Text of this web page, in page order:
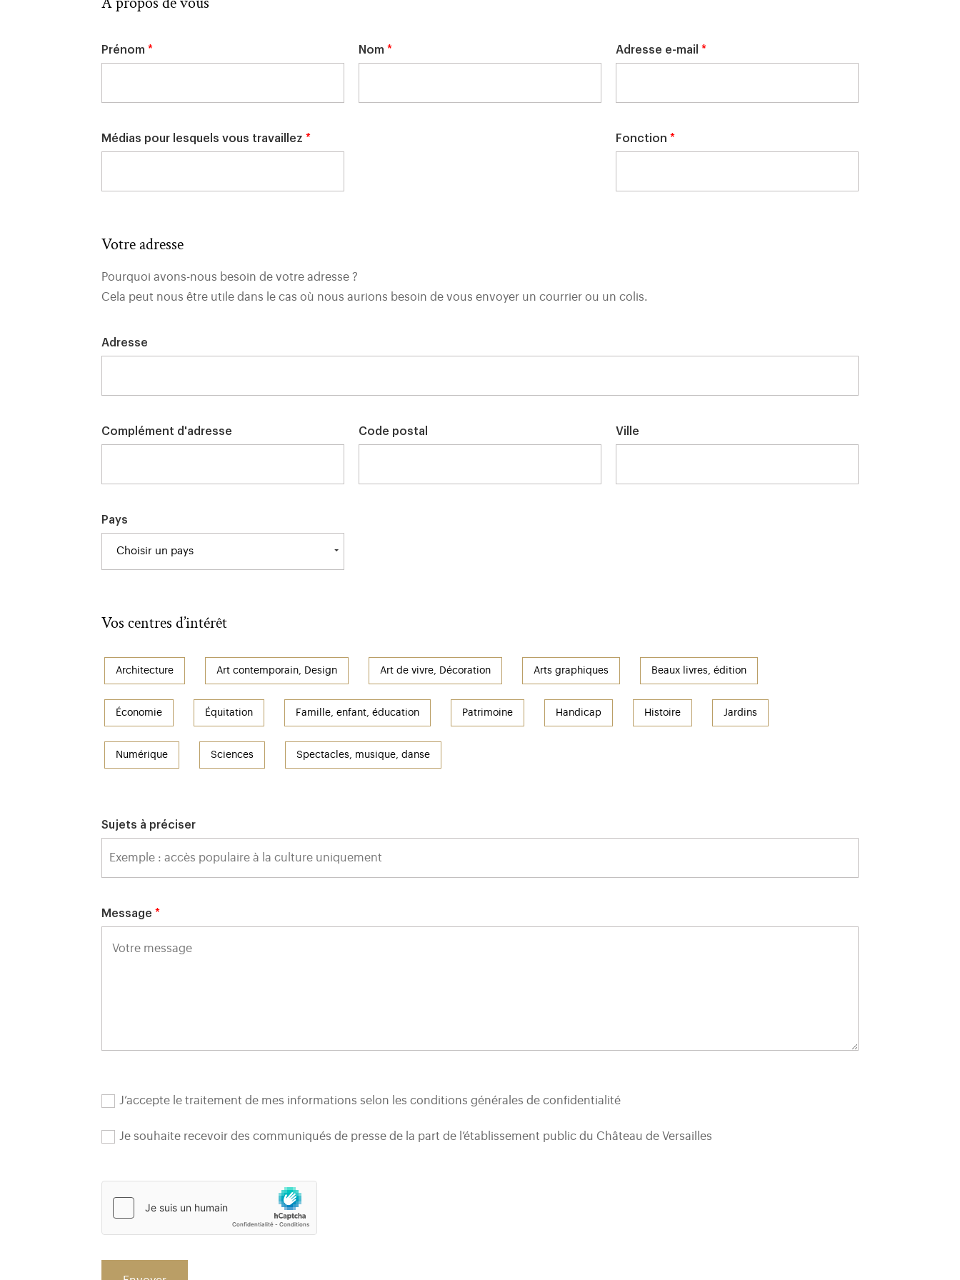
Prénom * Nom * Adresse e-mail *
Médias pour lesquels vous travaillez * Fonction *
votre adresse
Pourquoi avons-nous besoin de votre adresse ?
Cela peut nous être utile dans le cas où nous aurions besoin de vous envoyer un courrier ou un colis.
Adresse
Complément d'adresse Code postal Ville
Pays
Choisir un pays
vos centres d’intérêt
Architecture Art contemporain, Design Art de vivre, Décoration Arts graphiques Beaux livres, édition
Économie Équitation Famille, enfant, éducation Patrimoine Handicap Histoire Jardins
Numérique Sciences Spectacles, musique, danse
Sujets à préciser
Message *
J’accepte le traitement de mes informations selon les conditions générales de confidentialité
Je souhaite recevoir des communiqués de presse de la part de l’établissement public du Château de Versailles